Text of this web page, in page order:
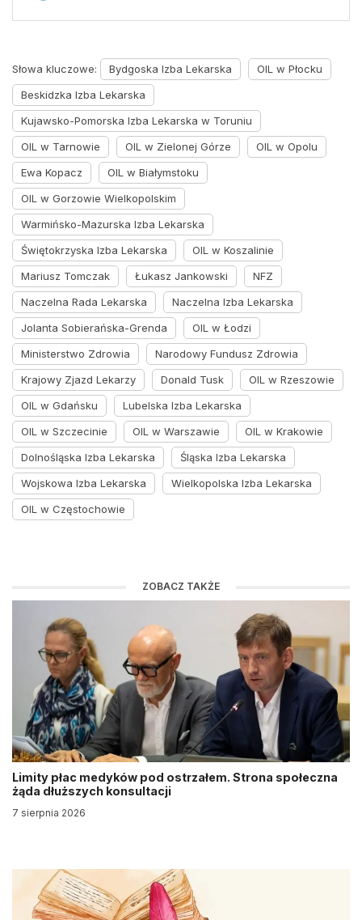
Słowa kluczowe: Bydgoska Izba Lekarska
OIL w Płocku
Beskidzka Izba Lekarska
Kujawsko-Pomorska Izba Lekarska w Toruniu
OIL w Tarnowie
OIL w Zielonej Górze
OIL w Opolu
Ewa Kopacz
OIL w Białymstoku
OIL w Gorzowie Wielkopolskim
Warmińsko-Mazurska Izba Lekarska
Świętokrzyska Izba Lekarska
OIL w Koszalinie
Mariusz Tomczak
Łukasz Jankowski
NFZ
Naczelna Rada Lekarska
Naczelna Izba Lekarska
Jolanta Sobierańska-Grenda
OIL w Łodzi
Ministerstwo Zdrowia
Narodowy Fundusz Zdrowia
Krajowy Zjazd Lekarzy
Donald Tusk
OIL w Rzeszowie
OIL w Gdańsku
Lubelska Izba Lekarska
OIL w Szczecinie
OIL w Warszawie
OIL w Krakowie
Dolnośląska Izba Lekarska
Śląska Izba Lekarska
Wojskowa Izba Lekarska
Wielkopolska Izba Lekarska
OIL w Częstochowie
ZOBACZ TAKŻE
Limity płac medyków pod ostrzałem. Strona społeczna
żąda dłuższych konsultacji
7 sierpnia 2026